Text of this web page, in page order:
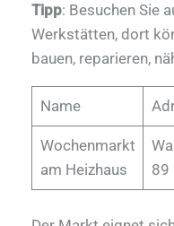
Tipp: Besuchen Sie
Werkstätten, dort
bauen, reparieren,
Name
Wochenmarkt
am Heizhaus
89